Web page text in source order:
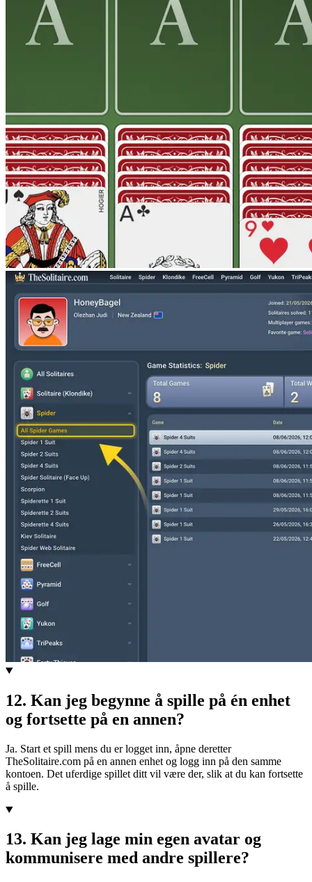
12. Kan jeg begynne å spille på én enhet
og fortsette på en annen?
Ja. Start et spill mens du er logget inn, åpne deretter
TheSolitaire.com på en annen enhet og logg inn på den samme
kontoen. Det uferdige spillet ditt vil være der, slik at du kan fortsette
å spille.
13. Kan jeg lage min egen avatar og
kommunisere med andre spillere?